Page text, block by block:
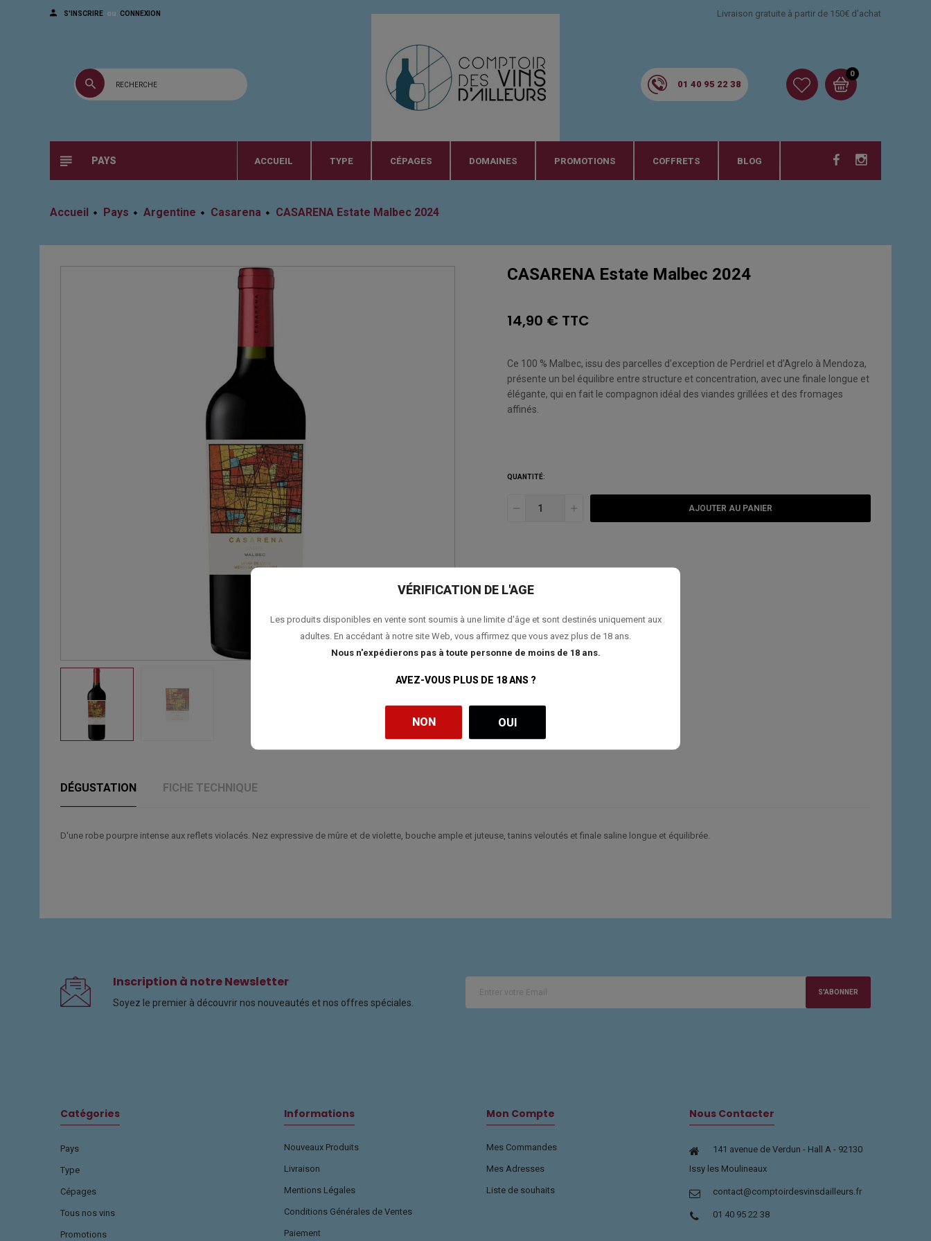
VÉRIFICATION DE L'AGE
Les produits disponibles en vente sont soumis à une limite d'âge et sont destinés uniquement aux
adultes. En accédant à notre site Web, vous affirmez que vous avez plus de 18 ans.
Nous n'expédierons pas à toute personne de moins de 18 ans.
AVEZ-VOUS PLUS DE 18 ANS ?
NON OUI
S'INSCRIRE ou CONNEXION Livraison gratuite à partir de 150€ d'achat
01 40 95 22 38
0
PAYS ACCUEIL TYPE CÉPAGES DOMAINES PROMOTIONS COFFRETS BLOG
Accueil Pays Argentine Casarena CASARENA Estate Malbec 2024
CASARENA Estate Malbec 2024
14,90 € TTC
Ce 100 % Malbec, issu des parcelles d’exception de Perdriel et d’Agrelo à Mendoza,
présente un bel équilibre entre structure et concentration, avec une finale longue et
élégante, qui en fait le compagnon idéal des viandes grillées et des fromages
affinés.
QUANTITÉ:
AJOUTER AU PANIER
AJOUTER À MA LISTE DE SOUHAITS
DÉGUSTATION FICHE TECHNIQUE
D'une robe pourpre intense aux reflets violacés. Nez expressive de mûre et de violette, bouche ample et juteuse, tanins veloutés et finale saline longue et équilibrée.
Inscription à notre Newsletter
Soyez le premier à découvrir nos nouveautés et nos offres spéciales.
S'ABONNER
Catégories
Pays
Type
Cépages
Tous nos vins
Promotions
Informations
Nouveaux Produits
Livraison
Mentions Légales
Conditions Générales de Ventes
Paiement
Mon Compte
Mes Commandes
Mes Adresses
Liste de souhaits
Nous Contacter
141 avenue de Verdun - Hall A - 92130
Issy les Moulineaux
contact@comptoirdesvinsdailleurs.fr
01 40 95 22 38